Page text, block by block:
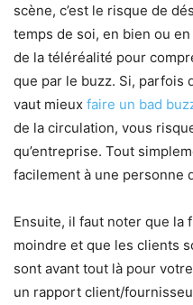
scène, c’est le risque de
temps de soi, en bien ou en
de la téléréalité pour
que par le buzz. Si, parfois
vaut mieux faire un bad
de la circulation, vous
qu’entreprise. Tout
facilement à une personne
Ensuite, il faut noter que la
moindre et que les clients
sont avant tout là pour
un rapport client/